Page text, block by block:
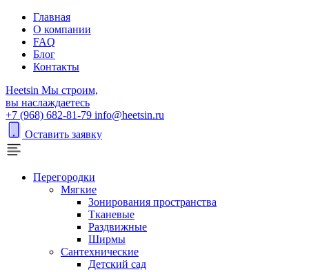
Главная
О компании
FAQ
Блог
Контакты
Heetsin Мы строим,
вы наслаждаетесь
+7 (968) 682-81-79 info@heetsin.ru
Оставить заявку
Перегородки
Мягкие
Зонирования пространства
Тканевые
Раздвижные
Ширмы
Сантехнические
Детский сад